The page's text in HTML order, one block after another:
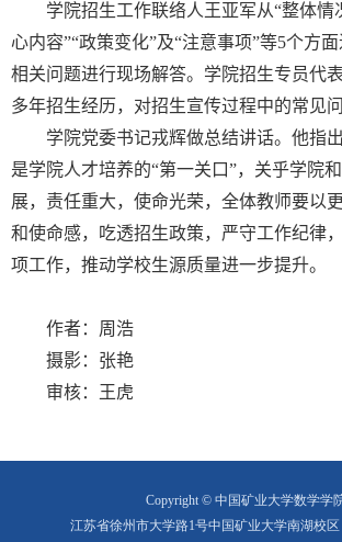
学院招生工作联络人王亚军从“整体情
心内容”“政策变化”及“注意事项”等5个方
相关问题进行现场解答。学院招生专员代
多年招生经历，对招生宣传过程中的常见
学院党委书记戎辉做总结讲话。他指
是学院人才培养的“第一关口”，关乎学院
展，责任重大，使命光荣，全体教师要以
和使命感，吃透招生政策，严守工作纪律
项工作，推动学校生源质量进一步提升。
作者：周浩
摄影：张艳
审核：王虎
Copyright © 中国矿业大学数学学
江苏省徐州市大学路1号中国矿业大学南湖校区